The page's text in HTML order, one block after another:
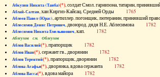
Абкузин Никита (Танба)(*), солдат Смол. гарнизона, татарин,
Аблай-Салтан, хан Киргиз-Кайсац. Средней Орды 1765
Аблеев Павел (Юрас), артиллер. погонщик, лютеранин, принявший
Аблесимов Денис Петрович, двоюрод. дядя Н.Е. Аблесимова 1782
Аблесимов Никита Емельянович, кап. 1782
Аблеухов см. Облеухов
Аблов Василий(*), прапорщик 1782
Аблов Иван(*), сержант гв., дворянин 1782
Аблов Терентий(*), прапорщик, дворянин 1782
Аблова Агафья(*), дворянка, вдова сержанта 1782
Аблова Васса(*), вдова майора 1782